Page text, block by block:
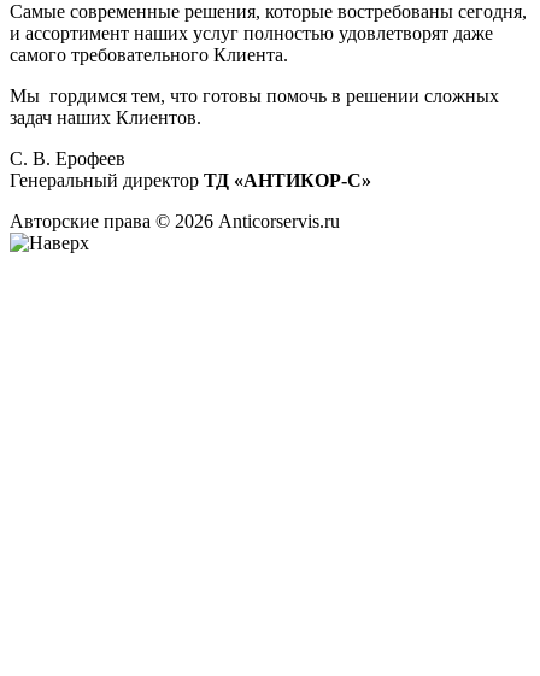
Самые современные решения, которые востребованы сегодня,
и ассортимент наших услуг полностью удовлетворят даже
самого требовательного Клиента.
Мы гордимся тем, что готовы помочь в решении сложных
задач наших Клиентов.
С. В. Ерофеев
Генеральный директор ТД «АНТИКОР-С»
Авторские права © 2026 Anticorservis.ru